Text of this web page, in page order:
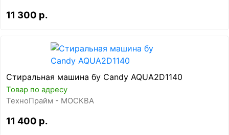
11 300 р.
Стиральная машина бу Candy AQUA2D1140
Товар по адресу
ТехноПрайм - МОСКВА
11 400 р.